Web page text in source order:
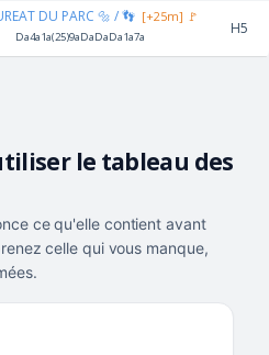
DU PARC 🔩 / 👣 [+25m] 🚩
Da4a1a(25)9aDaDaDa1a7a H5
le tableau des
ce qu'elle contient avant
celle qui vous manque,